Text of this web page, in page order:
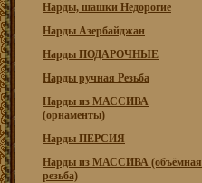
Нарды, шашки Недорогие
Нарды Азербайджан
Нарды ПОДАРОЧНЫЕ
Нарды ручная Резьба
Нарды из МАССИВА
(орнаменты)
Нарды ПЕРСИЯ
Нарды из МАССИВА (объёмная
резьба)